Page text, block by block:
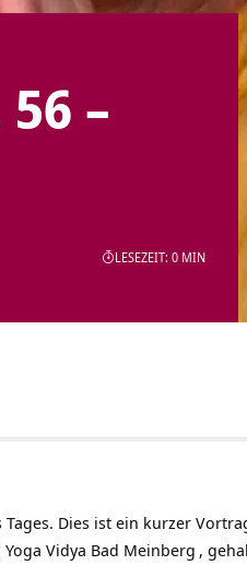
–
LESEZEIT: 0 MIN
Dies ist ein kurzer
Yoga Vidya Bad Meinberg ,